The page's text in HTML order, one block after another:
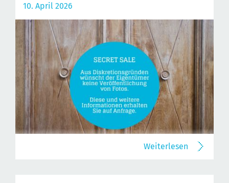
10. April 2026
Weiterlesen